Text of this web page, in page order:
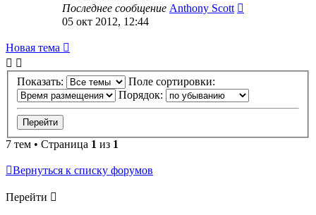
Последнее сообщение Anthony Scott
05 окт 2012, 12:44
Новая тема
Показать:
Поле сортировки:
Порядок:
7 тем • Страница 1 из 1
Вернуться к списку форумов
Перейти